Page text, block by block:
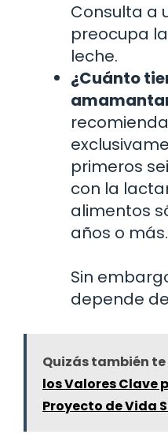
Consulta a
preocupa
leche.
¿Cuánto
primeros
con la
alimentos
años o más.
Sin
depende
Quizás también
los Valores Clave
Proyecto de Vida